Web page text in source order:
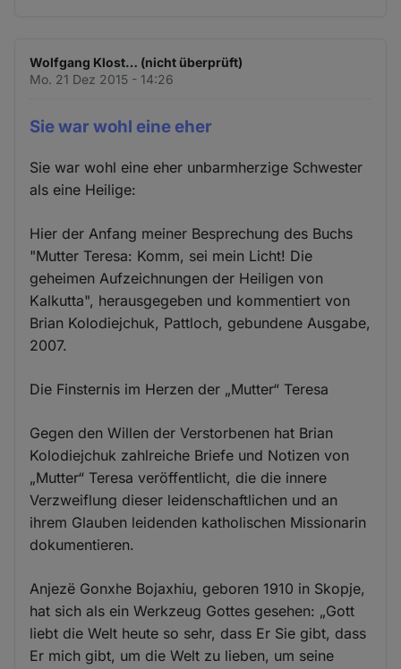
Wolfgang Klost… (nicht überprüft)
Mo. 21 Dez 2015 - 14:26
Sie war wohl eine eher
Sie war wohl eine eher unbarmherzige Schwester
als eine Heilige:
Hier der Anfang meiner Besprechung des Buchs
"Mutter Teresa: Komm, sei mein Licht! Die
geheimen Aufzeichnungen der Heiligen von
Kalkutta", herausgegeben und kommentiert von
Brian Kolodiejchuk, Pattloch, gebundene Ausgabe,
2007.
Die Finsternis im Herzen der „Mutter“ Teresa
Gegen den Willen der Verstorbenen hat Brian
Kolodiejchuk zahlreiche Briefe und Notizen von
„Mutter“ Teresa veröffentlicht, die die innere
Verzweiflung dieser leidenschaftlichen und an
ihrem Glauben leidenden katholischen Missionarin
dokumentieren.
Anjezë Gonxhe Bojaxhiu, geboren 1910 in Skopje,
hat sich als ein Werkzeug Gottes gesehen: „Gott
liebt die Welt heute so sehr, dass Er Sie gibt, dass
Er mich gibt, um die Welt zu lieben, um seine